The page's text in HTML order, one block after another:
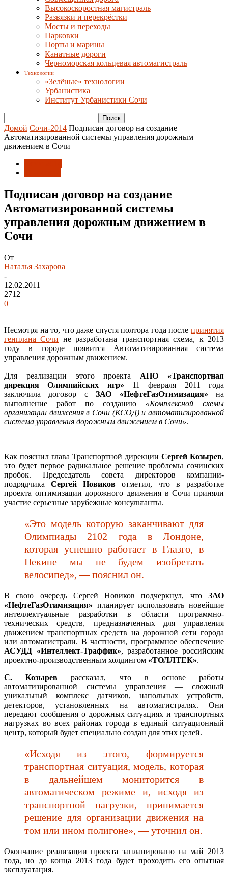
Высокоскоростная магистраль
Развязки и перекрёстки
Мосты и переходы
Парковки
Порты и марины
Канатные дороги
Черноморская кольцевая автомагистраль
Технологии
«Зелёные» технологии
Урбанистика
Институт Урбанистики Сочи
Домой Сочи-2014 Подписан договор на создание
Автоматизированной системы управления дорожным
движением в Сочи
Подписан договор на создание
Автоматизированной системы
управления дорожным движением в
Сочи
От
Наталья Захарова
-
12.02.2011
2712
0
Несмотря на то, что даже спустя полтора года после принятия
генплана Сочи не разработана транспортная схема, к 2013
году в городе появится Автоматизированная система
управления дорожным движением.
Для реализации этого проекта АНО «Транспортная
дирекция Олимпийских игр» 11 февраля 2011 года
заключила договор сЗАО «НефтеГазОтимизация» на
выполнение работ по созданию «Комплексной схемы
организации движения в Сочи (КСОД) и автоматизированной
система управления дорожным движением в Сочи».
Как пояснил глава Транспортной дирекции Сергей Козырев,
это будет первое радикальное решение проблемы сочинских
пробок. Председатель совета директоров компании-
подрядчика Сергей Новиков отметил, что в разработке
проекта оптимизации дорожного движения в Сочи приняли
участие серьезные зарубежные консультанты.
«Это модель которую заканчивают для
Олимпиады 2102 года в Лондоне,
которая успешно работает в Глазго, в
Пекине мы не будем изобретать
велосипед», — пояснил он.
В свою очередь Сергей Новиков подчеркнул, что ЗАО
«НефтеГазОтимизация» планирует использовать новейшие
интеллектуальные разработки в области программно-
технических средств, предназначенных для управления
движением транспортных средств на дорожной сети города
или автомагистрали. В частности, программное обеспечение
АСУДД «Интеллект-Траффик», разработанное российским
проектно-производственным холдингом «ТОЛЛТЕК».
С. Козырев рассказал, что в основе работы
автоматизированной системы управления — сложный
уникальный комплекс датчиков, напольных устройств,
детекторов, установленных на автомагистралях. Они
передают сообщения о дорожных ситуациях и транспортных
нагрузках во всех районах города в единый ситуационный
центр, который будет специально создан для этих целей.
«Исходя из этого, формируется
транспортная ситуация, модель, которая
в дальнейшем мониторится в
автоматическом режиме и, исходя из
транспортной нагрузки, принимается
решение для организации движения на
том или ином полигоне», — уточнил он.
Окончание реализации проекта запланировано на май 2013
года, но до конца 2013 года будет проходить его опытная
эксплуатация.